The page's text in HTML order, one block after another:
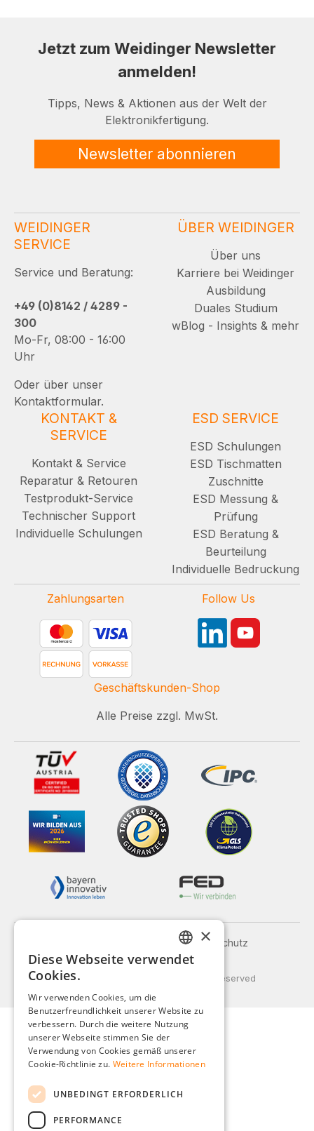
Jetzt zum Weidinger Newsletter
anmelden!
Tipps, News & Aktionen aus der Welt der
Elektronikfertigung.
Newsletter abonnieren
WEIDINGER
SERVICE
Service und Beratung:
+49 (0)8142 / 4289 -
300
Mo-Fr, 08:00 - 16:00
Uhr
Oder über unser
Kontaktformular.
ÜBER WEIDINGER
Über uns
Karriere bei Weidinger
Ausbildung
Duales Studium
wBlog - Insights & mehr
KONTAKT &
SERVICE
Kontakt & Service
Reparatur & Retouren
Testprodukt-Service
Technischer Support
Individuelle Schulungen
ESD SERVICE
ESD Schulungen
ESD Tischmatten
Zuschnitte
ESD Messung &
Prüfung
ESD Beratung &
Beurteilung
Individuelle Bedruckung
Zahlungsarten Follow Us
Geschäftskunden-Shop
Alle Preise zzgl. MwSt.
Datenschutz
Versand und Zahlung
© 2026 Weidinger GmbH, All Rights Reserved
GERMAN
FRENCH
DUTCH
×
Diese Webseite verwendet
Cookies.
Wir verwenden Cookies, um die
Benutzerfreundlichkeit unserer Website zu
verbessern. Durch die weitere Nutzung
unserer Webseite stimmen Sie der
Verwendung von Cookies gemäß unserer
Cookie-Richtlinie zu. Weitere Informationen
UNBEDINGT ERFORDERLICH
PERFORMANCE